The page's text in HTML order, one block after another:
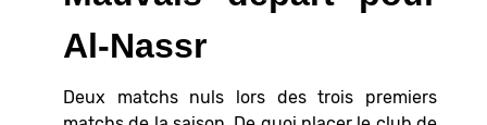
Al-Nassr
Deux matchs nuls lors des trois premiers